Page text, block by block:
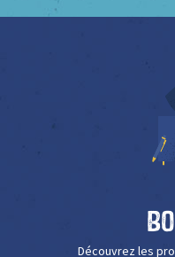
Découvrez les